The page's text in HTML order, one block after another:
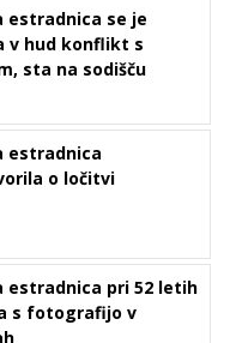
estradnica se je
v hud konflikt s
sta na sodišču
estradnica
o ločitvi
estradnica pri 52 letih
s fotografijo v